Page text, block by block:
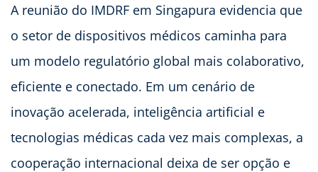
A reunião do IMDRF em Singapura evidencia que
o setor de dispositivos médicos caminha para
um modelo regulatório global mais colaborativo,
eficiente e conectado. Em um cenário de
inovação acelerada, inteligência artificial e
tecnologias médicas cada vez mais complexas, a
cooperação internacional deixa de ser opção e